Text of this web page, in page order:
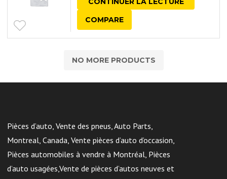
COMPARE
NO MORE PRODUCTS
Pièces d’auto, Vente des pneus, Auto Parts,
Montreal, Canada, Vente pièces d’auto d’occasion,
Pièces automobiles à vendre à Montréal, Pièces
d’auto usagées,Vente de pièces d’autos neuves et